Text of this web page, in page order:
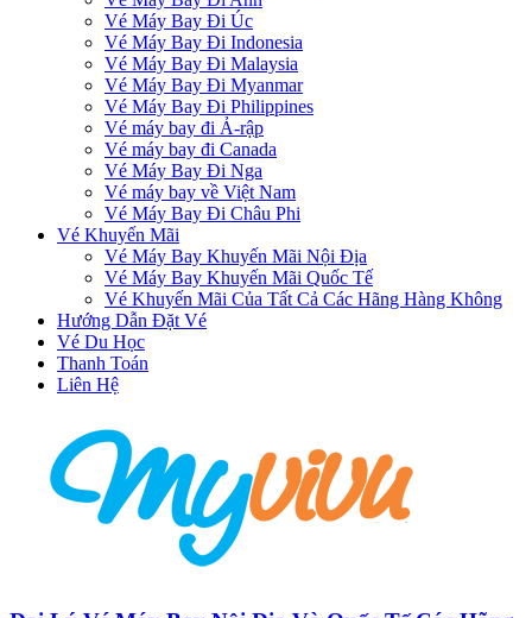
Vé Máy Bay Đi Úc
Vé Máy Bay Đi Indonesia
Vé Máy Bay Đi Malaysia
Vé Máy Bay Đi Myanmar
Vé Máy Bay Đi Philippines
Vé máy bay đi Ả-rập
Vé máy bay đi Canada
Vé Máy Bay Đi Nga
Vé máy bay về Việt Nam
Vé Máy Bay Đi Châu Phi
Vé Khuyến Mãi
Vé Máy Bay Khuyến Mãi Nội Địa
Vé Máy Bay Khuyến Mãi Quốc Tế
Vé Khuyến Mãi Của Tất Cả Các Hãng Hàng Không
Hướng Dẫn Đặt Vé
Vé Du Học
Thanh Toán
Liên Hệ